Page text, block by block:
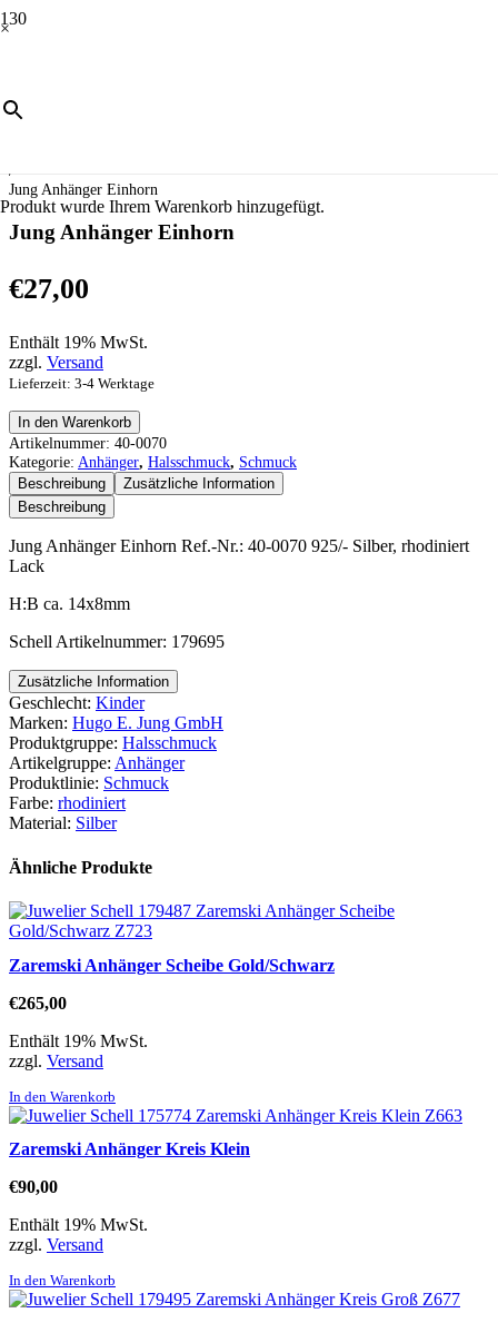
×
Produkt wurde Ihrem Warenkorb hinzugefügt.
Halsschmuck
/
Jung Anhänger Einhorn
Jung Anhänger Einhorn
€27,00
Enthält 19% MwSt.
zzgl. Versand
Lieferzeit: 3-4 Werktage
Jung
Anhänger
Einhorn
Menge
In den Warenkorb
Artikelnummer: 40-0070
Kategorie: Anhänger, Halsschmuck, Schmuck
Beschreibung
Zusätzliche Information
Beschreibung
Jung Anhänger Einhorn Ref.-Nr.: 40-0070 925/- Silber, rhodiniert
Lack
H:B ca. 14x8mm
Schell Artikelnummer: 179695
Zusätzliche Information
Geschlecht: Kinder
Marken: Hugo E. Jung GmbH
Produktgruppe: Halsschmuck
Artikelgruppe: Anhänger
Produktlinie: Schmuck
Farbe: rhodiniert
Material: Silber
Ähnliche Produkte
Zaremski Anhänger Scheibe Gold/Schwarz
€265,00
Enthält 19% MwSt.
zzgl. Versand
In den Warenkorb
Zaremski Anhänger Kreis Klein
€90,00
Enthält 19% MwSt.
zzgl. Versand
In den Warenkorb